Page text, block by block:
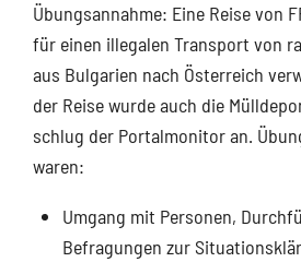
Übungsannahme: Eine Reise von
für einen illegalen Transport von
aus Bulgarien nach Österreich
der Reise wurde auch die
schlug der Portalmonitor an.
waren:
Umgang mit Personen,
Befragungen zur